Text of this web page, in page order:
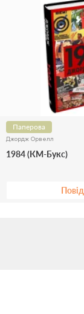
Паперова
Джордж Орвелл
1984 (КМ-Букс)